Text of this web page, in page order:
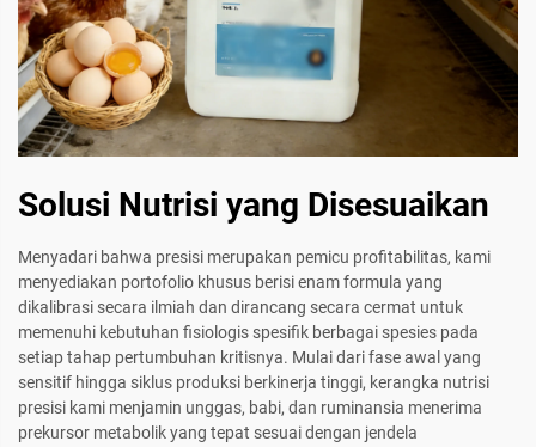
Solusi Nutrisi yang Disesuaikan
Menyadari bahwa presisi merupakan pemicu profitabilitas, kami
menyediakan portofolio khusus berisi enam formula yang
dikalibrasi secara ilmiah dan dirancang secara cermat untuk
memenuhi kebutuhan fisiologis spesifik berbagai spesies pada
setiap tahap pertumbuhan kritisnya. Mulai dari fase awal yang
sensitif hingga siklus produksi berkinerja tinggi, kerangka nutrisi
presisi kami menjamin unggas, babi, dan ruminansia menerima
prekursor metabolik yang tepat sesuai dengan jendela